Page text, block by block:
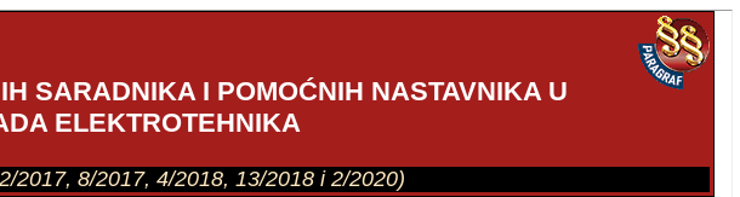
SARADNIKA I POMOĆNIH NASTAVNIKA U
ELEKTROTEHNIKA
2017, 8/2017, 4/2018, 13/2018 i 2/2020)